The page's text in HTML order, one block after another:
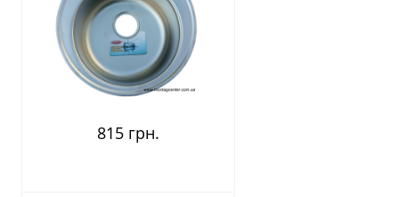
815 грн.